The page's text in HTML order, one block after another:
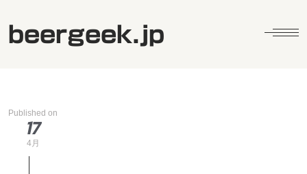
beergeek.jp
Published on
17
4月